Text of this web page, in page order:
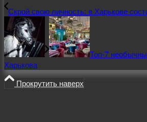
Скрой свою личность: в Харькове
Топ-7
Харькова
Прокрутить наверх